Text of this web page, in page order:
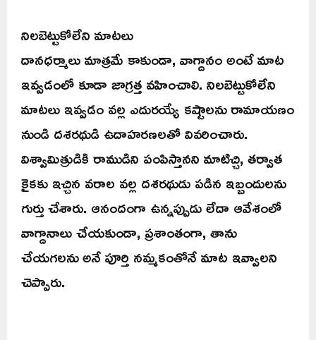
నిలబెట్టుకోలేని మాటలు
దానధర్మాలు మాత్రమే కాకుండా, వాగ్దానం అంటే మాట
ఇవ్వడంలో కూడా జాగ్రత్త వహించాలి. నిలబెట్టుకోలేని
మాటలు ఇవ్వడం వల్ల ఎదురయ్యే కష్టాలను రామాయణం
నుండి దశరథుడి ఉదాహరణలతో వివరించారు.
విశ్వామిత్రుడికి రాముడిని పంపిస్తానని మాటిచ్చి, తర్వాత
కైకకు ఇచ్చిన వరాల వల్ల దశరథుడు పడిన ఇబ్బందులను
గుర్తు చేశారు. ఆనందంగా ఉన్నప్పుడు లేదా ఆవేశంలో
వాగ్దానాలు చేయకుండా, ప్రశాంతంగా, తాను
చేయగలను అనే పూర్తి నమ్మకంతోనే మాట ఇవ్వాలని
చెప్పారు.